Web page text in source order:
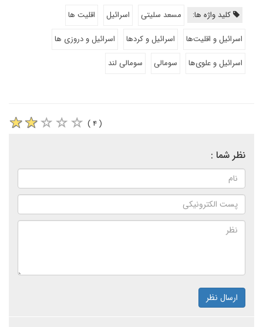
کلید واژه ها: مسعد سلیتی اسرائیل
اقلیت ها
اسرائیل و اقلیت‌ها
اسرائیل و کردها
اسرائیل و دروزی ها
اسرائیل و علوی‌ها
سومالی سومالی لند
( ۴ )
نظر شما :
ارسال نظر